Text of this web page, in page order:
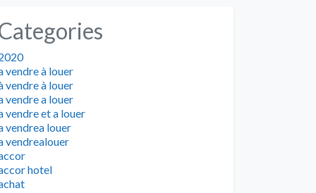
vendre à louer
vendre à louer
vendre a louer
vendre et a louer
vendrea louer
vendrealouer
hotel